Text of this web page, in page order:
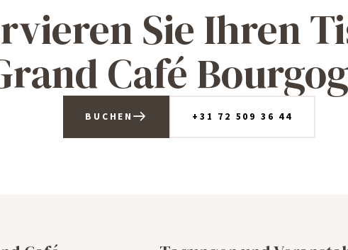
Sie Ihren
Café
+31 72 509 36 44
BUCHEN